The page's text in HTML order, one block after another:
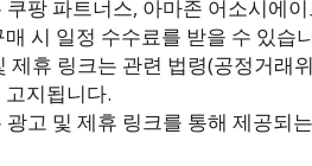
쿠팡 파트너스, 아마존 어소시에
시 일정 수수료를 받을 수 있습
제휴 링크는 관련 법령(공정거래
지됩니다.
광고 및 제휴 링크를 통해 제공되